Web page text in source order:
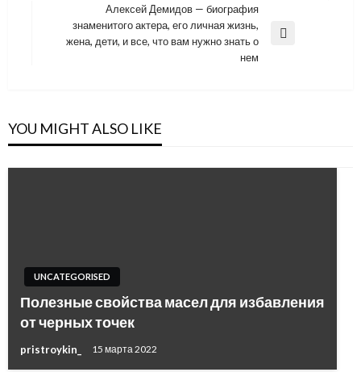
записям
Next
Алексей Демидов — биография
знаменитого актера, его личная жизнь,
жена, дети, и все, что вам нужно знать о
нем
YOU MIGHT ALSO LIKE
UNCATEGORISED
Полезные свойства масел для избавления
от черных точек
pristroykin_ 15 марта 2022